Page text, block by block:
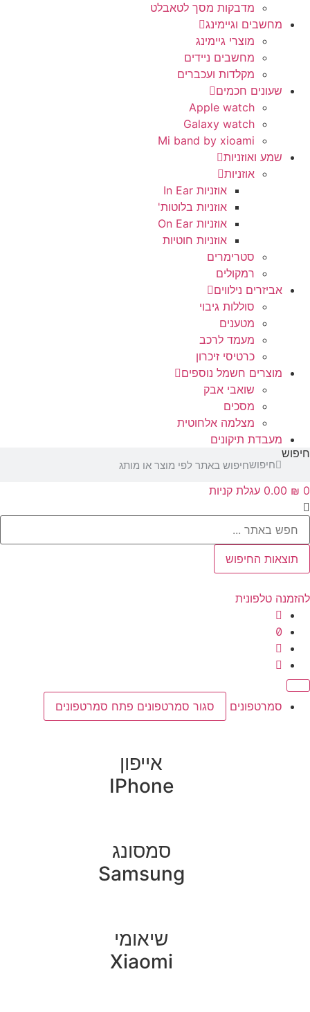
מדבקות מסך לטאבלט
מחשבים וגיימינג
מוצרי גיימינג
מחשבים ניידים
מקלדות ועכברים
שעונים חכמים
Apple watch
Galaxy watch
Mi band by xioami
שמע ואוזניות
אוזניות
אוזניות In Ear
אוזניות בלוטות'
אוזניות On Ear
אוזניות חוטיות
סטרימרים
רמקולים
אביזרים נילווים
סוללות גיבוי
מטענים
מעמד לרכב
כרטיסי זיכרון
מוצרים חשמל נוספים
שואבי אבק
מסכים
מצלמה אלחוטית
מעבדת תיקונים
חיפוש
‎0.00 עגלת קניות
החיפוש
טלפונית
סמרטפונים סגור סמרטפונים פתח סמרטפונים
אייפון
IPhone
סמסונג
Samsung
שיאומי
Xiaomi